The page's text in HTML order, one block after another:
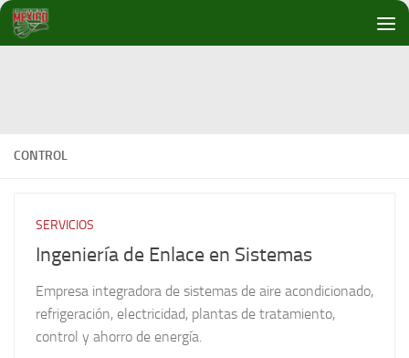
Debajo del contenido
CONTROL
SERVICIOS
Ingeniería de Enlace en Sistemas
Empresa integradora de sistemas de aire acondicionado,
refrigeración, electricidad, plantas de tratamiento,
control y ahorro de energía.